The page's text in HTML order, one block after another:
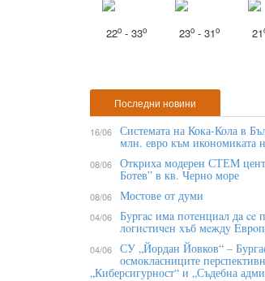
22o - 33o 23o - 31o 21
Последни новини
16/06 Системата на Кока-Кола в
млн. евро към икономиката
08/06 Откриха модерен СТЕМ
Ботев” в кв. Черно море
08/06 Мостове от думи
04/06 Бypгac имa пoтeнциaл дa ce
лoгиcтичeн xъб мeждy
04/06 СУ „Йордан Йовков“ –
осмокласниците
„Киберсигурност“ и „Съдебна